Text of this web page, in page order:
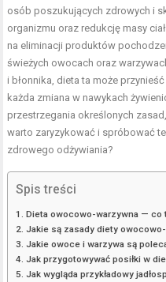
osób poszukujących zdrowych i
organizmu oraz redukcję masy
na eliminacji produktów
świeżych owocach oraz
i błonnika, dieta ta może
każda zmiana w nawykach
przestrzegania określonych
warto zaryzykować i spróbować
zdrowego odżywiania?
Spis treści
Dieta owocowo-warzywna — co
Jakie są zasady diety
Jakie owoce i warzywa są
Jak przygotowywać posiłki w
Jak wygląda przykładowy